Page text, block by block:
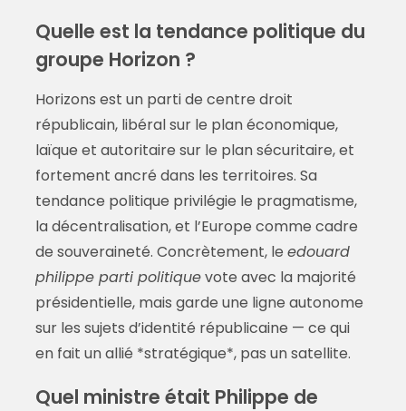
Quelle est la tendance politique du
groupe Horizon ?
Horizons est un parti de centre droit
républicain, libéral sur le plan économique,
laïque et autoritaire sur le plan sécuritaire, et
fortement ancré dans les territoires. Sa
tendance politique privilégie le pragmatisme,
la décentralisation, et l’Europe comme cadre
de souveraineté. Concrètement, le edouard
philippe parti politiquevote avec la majorité
présidentielle, mais garde une ligne autonome
sur les sujets d’identité républicaine — ce qui
en fait un allié *stratégique*, pas un satellite.
Quel ministre était Philippe de